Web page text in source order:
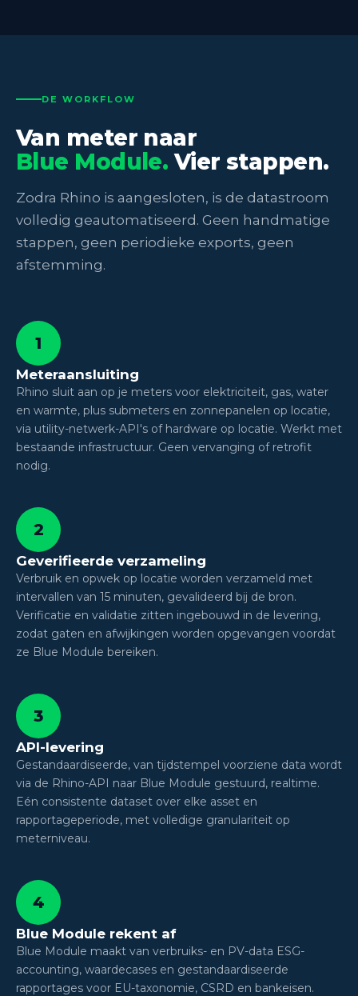
DE WORKFLOW
Van meter naar
Blue Module. Vier stappen.
Zodra Rhino is aangesloten, is de datastroom
volledig geautomatiseerd. Geen handmatige
stappen, geen periodieke exports, geen
afstemming.
1
Meteraansluiting
Rhino sluit aan op je meters voor elektriciteit, gas, water
en warmte, plus submeters en zonnepanelen op locatie,
via utility-netwerk-API's of hardware op locatie. Werkt met
bestaande infrastructuur. Geen vervanging of retrofit
nodig.
2
Geverifieerde verzameling
Verbruik en opwek op locatie worden verzameld met
intervallen van 15 minuten, gevalideerd bij de bron.
Verificatie en validatie zitten ingebouwd in de levering,
zodat gaten en afwijkingen worden opgevangen voordat
ze Blue Module bereiken.
3
API-levering
Gestandaardiseerde, van tijdstempel voorziene data wordt
via de Rhino-API naar Blue Module gestuurd, realtime.
Eén consistente dataset over elke asset en
rapportageperiode, met volledige granulariteit op
meterniveau.
4
Blue Module rekent af
Blue Module maakt van verbruiks- en PV-data ESG-
accounting, waardecases en gestandaardiseerde
rapportages voor EU-taxonomie, CSRD en bankeisen.